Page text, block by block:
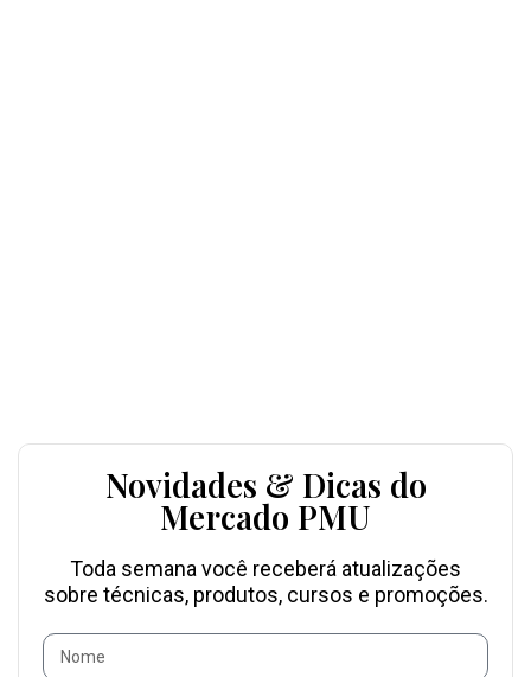
Novidades & Dicas do
Mercado PMU
Toda semana você receberá atualizações
sobre técnicas, produtos, cursos e promoções.